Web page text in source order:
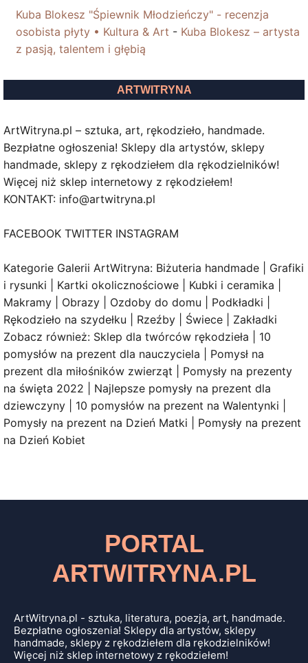
Kuba Blokesz "Śpiewnik Młodzieńczy" - recenzja
osobista płyty • Kultura & Art - Kuba Blokesz – artysta
z pasją, talentem i głębią
ARTWITRYNA
ArtWitryna.pl – sztuka, art, rękodzieło, handmade.
Bezpłatne ogłoszenia! Sklepy dla artystów, sklepy
handmade, sklepy z rękodziełem dla rękodzielników!
Więcej niż sklep internetowy z rękodziełem!
KONTAKT: info@artwitryna.pl
FACEBOOK TWITTER INSTAGRAM
Kategorie Galerii ArtWitryna: Biżuteria handmade | Grafiki
i rysunki | Kartki okolicznościowe | Kubki i ceramika |
Makramy | Obrazy | Ozdoby do domu | Podkładki |
Rękodzieło na szydełku | Rzeźby | Świece | Zakładki
Zobacz również: Sklep dla twórców rękodzieła | 10
pomysłów na prezent dla nauczyciela | Pomysł na
prezent dla miłośników zwierząt | Pomysły na prezenty
na święta 2022 | Najlepsze pomysły na prezent dla
dziewczyny | 10 pomysłów na prezent na Walentynki |
Pomysły na prezent na Dzień Matki | Pomysły na prezent
na Dzień Kobiet
PORTAL
ARTWITRYNA.PL
ArtWitryna.pl - sztuka, literatura, poezja, art, handmade.
Bezpłatne ogłoszenia! Sklepy dla artystów, sklepy
handmade, sklepy z rękodziełem dla rękodzielników!
Więcej niż sklep internetowy z rękodziełem!